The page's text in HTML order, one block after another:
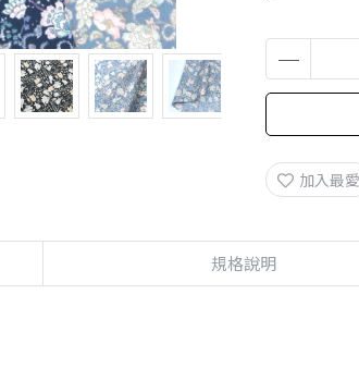
加入最愛
規格說明